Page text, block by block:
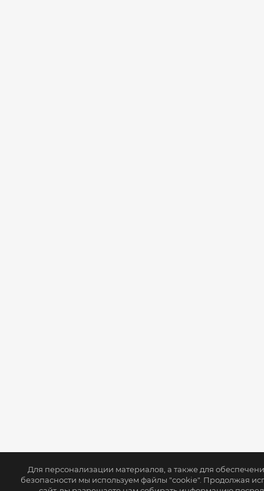
Для персонализации материалов, а также для
безопасности мы используем файлы "cookie". Продолжая